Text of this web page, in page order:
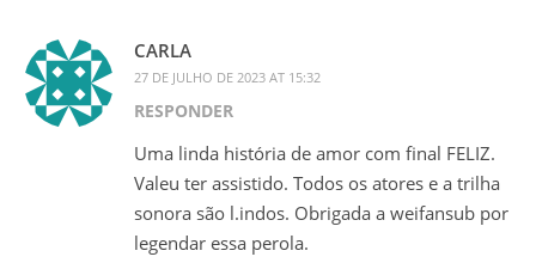
CARLA
27 DE JULHO DE 2023 AT 15:32
RESPONDER
Uma linda história de amor com final FELIZ.
Valeu ter assistido. Todos os atores e a trilha
sonora são l.indos. Obrigada a weifansub por
legendar essa perola.